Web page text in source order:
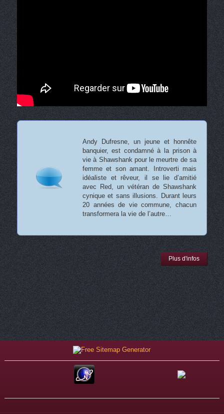
Andy Dufresne, un jeune et honnête
banquier, est condamné à la prison à
vie à Shawshank pour le meurtre de sa
femme et son amant. Introverti mais
idéaliste et rêveur, il se lie d’amitié
avec Red, un vétéran de Shawshank
cynique et sans illusions. Durant leurs
20 années de vie commune, chacun
transformera la vie de l’autre…
Plus d'infos